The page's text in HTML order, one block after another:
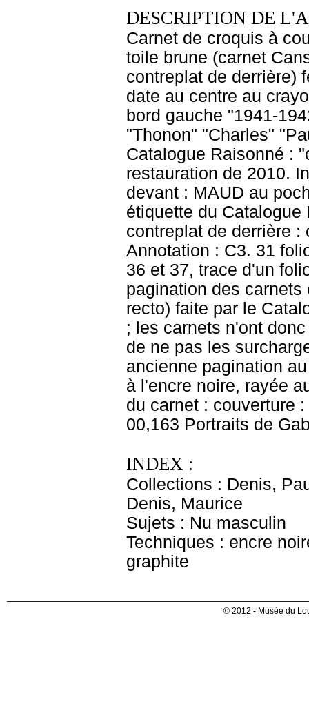
DESCRIPTION DE
Carnet de croquis à
toile brune (carnet
contreplat de derrière)
date au centre au
bord gauche "1941-
"Thonon" "Charles"
Catalogue Raisonné :
restauration de 2010.
devant : MAUD au
étiquette du
contreplat de derrière :
Annotation : C3. 31
36 et 37, trace d'un
pagination des
recto) faite par le
; les carnets n'ont
de ne pas les
ancienne pagination
à l'encre noire, rayée
du carnet : couverture
00,163 Portraits de
INDEX :
Collections : Denis,
Denis, Maurice
Sujets : Nu masculin
Techniques : encre
graphite
© 2012 - Musée du